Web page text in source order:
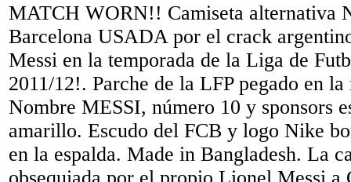
MATCH WORN!! Camiseta alternativa
Barcelona USADA por el crack
Messi en la temporada de la Liga de
2011/12!. Parche de la LFP pegado en la
Nombre MESSI, número 10 y sponsors
amarillo. Escudo del FCB y logo Nike
en la espalda. Made in Bangladesh. La